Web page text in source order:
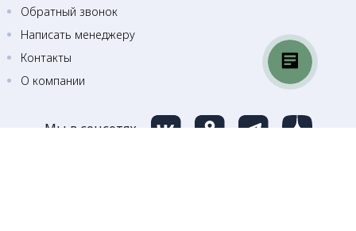
Обратный звонок
Написать менеджеру
Контакты
О компании
Мы в соцсетях